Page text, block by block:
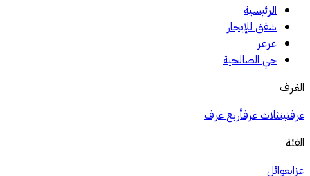
الرئيسية
شقق للإيجار
عرعر
حي الصالحية
الغرف
غرفتينثلاث غرفأربع غرف
الفئة
عزابعوائل